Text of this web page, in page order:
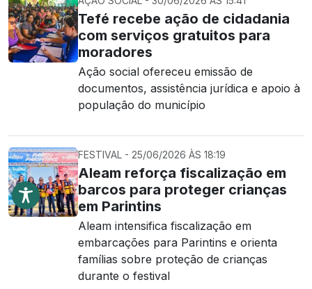
Tefé recebe ação de cidadania
com serviços gratuitos para
moradores
Ação social ofereceu emissão de
documentos, assistência jurídica e apoio à
população do município
FESTIVAL - 25/06/2026 ÀS 18:19
Aleam reforça fiscalização em
barcos para proteger crianças
em Parintins
Aleam intensifica fiscalização em
embarcações para Parintins e orienta
famílias sobre proteção de crianças
durante o festival